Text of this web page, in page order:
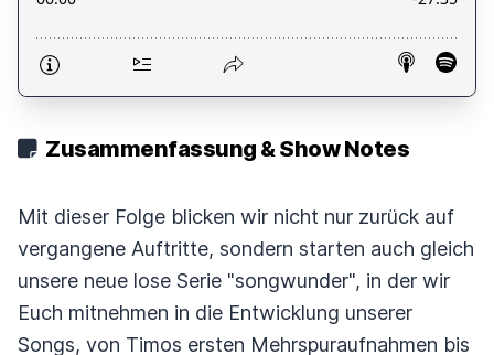
Zusammenfassung & Show Notes
Mit dieser Folge blicken wir nicht nur zurück auf
vergangene Auftritte, sondern starten auch gleich
unsere neue lose Serie "songwunder", in der wir
Euch mitnehmen in die Entwicklung unserer
Songs, von Timos ersten Mehrspuraufnahmen bis